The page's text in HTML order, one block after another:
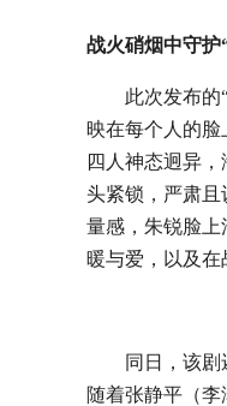
战火硝烟中守护
此次发布的
映在每个人的
四人神态迥异
头紧锁，严肃且
量感，朱锐脸上
暖与爱，以及在
同日，该
随着张静平（